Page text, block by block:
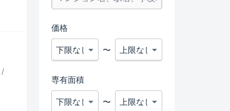
/
価格
〜
専有面積
〜